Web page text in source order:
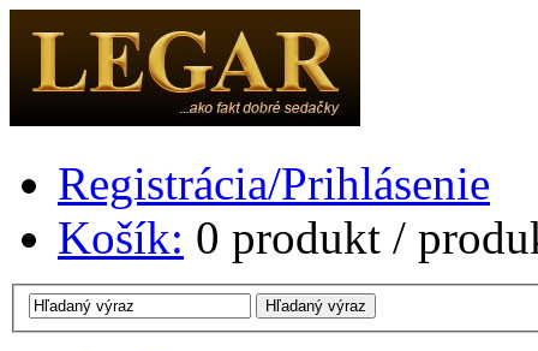
Registrácia/Prihlásenie
Košík: 0 produkt /